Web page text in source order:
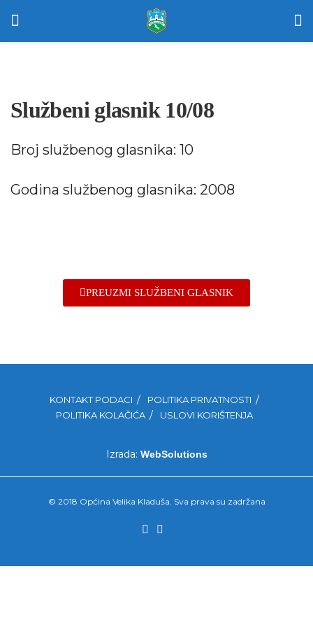
Službeni glasnik 10/08
Broj službenog glasnika: 10
Godina službenog glasnika: 2008
PREUZMI SLUŽBENI GLASNIK
KONTAKT PODACI
POLITIKA PRIVATNOSTI
POLITIKA KOLAČIĆA
USLOVI KORIŠTENJA
Izrada: WebSolutions
© 2018 Općina Velika Kladuša. Sva prava su zadržana